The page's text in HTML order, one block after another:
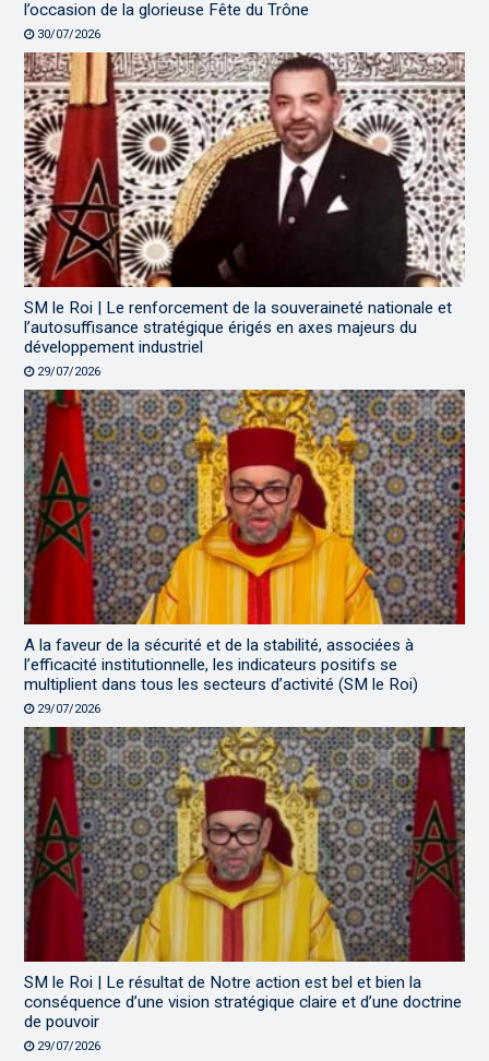
l’occasion de la glorieuse Fête du Trône
30/07/2026
SM le Roi | Le renforcement de la souveraineté nationale et
l’autosuffisance stratégique érigés en axes majeurs du
développement industriel
29/07/2026
A la faveur de la sécurité et de la stabilité, associées à
l’efficacité institutionnelle, les indicateurs positifs se
multiplient dans tous les secteurs d’activité (SM le Roi)
29/07/2026
SM le Roi | Le résultat de Notre action est bel et bien la
conséquence d’une vision stratégique claire et d’une doctrine
de pouvoir
29/07/2026